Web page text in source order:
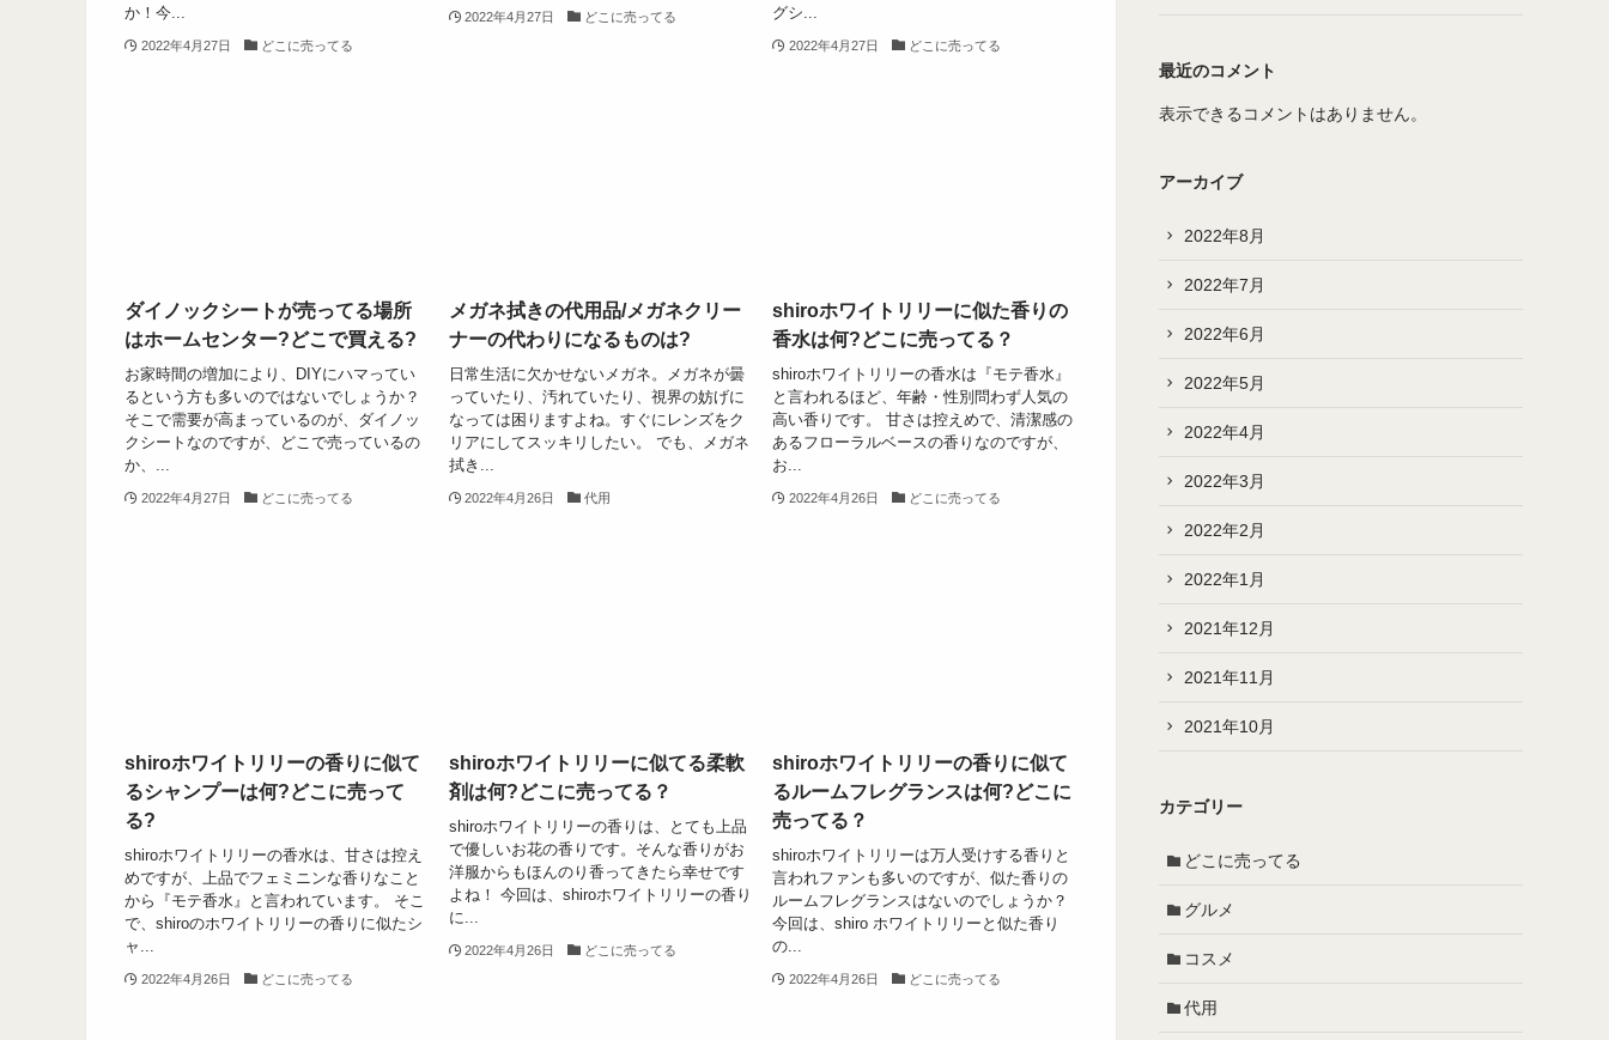
か！今...
2022年4月27日 どこに売ってる
2022年4月27日 どこに売ってる
グシ...
2022年4月27日 どこに売ってる
ダイノックシートが売ってる場所
はホームセンター?どこで買える?
お家時間の増加により、DIYにハマってい
るという方も多いのではないでしょうか？
そこで需要が高まっているのが、ダイノッ
クシートなのですが、どこで売っているの
か、...
2022年4月27日 どこに売ってる
メガネ拭きの代用品/メガネクリー
ナーの代わりになるものは?
日常生活に欠かせないメガネ。メガネが曇
っていたり、汚れていたり、視界の妨げに
なっては困りますよね。すぐにレンズをク
リアにしてスッキリしたい。 でも、メガネ
拭き...
2022年4月26日 代用
shiroホワイトリリーに似た香りの
香水は何?どこに売ってる？
shiroホワイトリリーの香水は『モテ香水』
と言われるほど、年齢・性別問わず人気の
高い香りです。 甘さは控えめで、清潔感の
あるフローラルベースの香りなのですが、
お...
2022年4月26日 どこに売ってる
shiroホワイトリリーの香りに似て
るシャンプーは何?どこに売って
る?
shiroホワイトリリーの香水は、甘さは控え
めですが、上品でフェミニンな香りなこと
から『モテ香水』と言われています。 そこ
で、shiroのホワイトリリーの香りに似たシ
ャ...
2022年4月26日 どこに売ってる
shiroホワイトリリーに似てる柔軟
剤は何?どこに売ってる？
shiroホワイトリリーの香りは、とても上品
で優しいお花の香りです。そんな香りがお
洋服からもほんのり香ってきたら幸せです
よね！ 今回は、shiroホワイトリリーの香り
に...
2022年4月26日 どこに売ってる
shiroホワイトリリーの香りに似て
るルームフレグランスは何?どこに
売ってる？
shiroホワイトリリーは万人受けする香りと
言われファンも多いのですが、似た香りの
ルームフレグランスはないのでしょうか？
今回は、shiro ホワイトリリーと似た香り
の...
2022年4月26日 どこに売ってる
最近のコメント
表示できるコメントはありません。
アーカイブ
2022年8月
2022年7月
2022年6月
2022年5月
2022年4月
2022年3月
2022年2月
2022年1月
2021年12月
2021年11月
2021年10月
カテゴリー
どこに売ってる
グルメ
コスメ
代用